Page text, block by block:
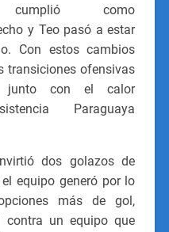
como
y Teo pasó a estar
Con estos cambios
transiciones ofensivas
junto con el calor
Paraguaya
dos golazos de
equipo generó por lo
más de gol,
un equipo que